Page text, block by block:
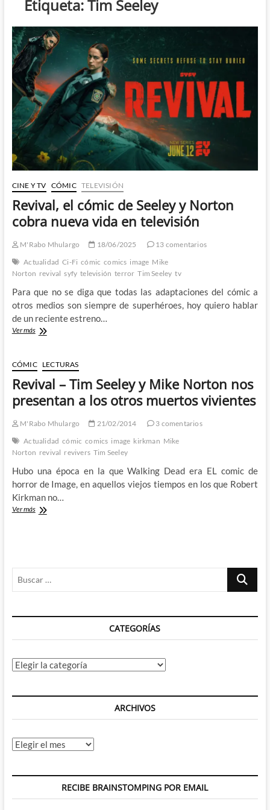
Etiqueta:Tim Seeley
CINE Y TV CÓMIC TELEVISIÓN
Revival, el cómic de Seeley y Norton
cobra nueva vida en televisión
M'Rabo Mhulargo 18/06/2025
13 comentarios
Actualidad Ci-Fi cómic comics image Mike
Norton revival syfy televisión terror Tim Seeley tv
Para que no se diga que todas las adaptaciones del cómic a
otros medios son siempre de superhéroes, hoy quiero hablar
de un reciente estreno…
Ver másRevival,
de
Seeley
y
cobra
vida
televisión
CÓMIC LECTURAS
Revival – Tim Seeley y Mike Norton nos
presentan a los otros muertos vivientes
M'Rabo Mhulargo 21/02/2014
3 comentarios
Actualidad cómic comics image kirkman Mike
Norton revival revivers Tim Seeley
Hubo una época en la que Walking Dead era EL comic de
horror de Image, en aquellos viejos tiempos en los que Robert
Kirkman no…
Ver másRevival
nos
los
muertos
Buscar
CATEGORÍAS
Categorías
ARCHIVOS
Archivos
RECIBE BRAINSTOMPING POR EMAIL